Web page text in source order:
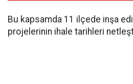
Bu kapsamda 11 ilçede inşa
projelerinin ihale tarihleri